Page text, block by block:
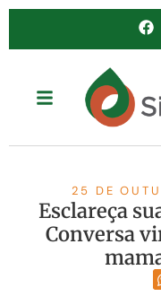
25 DE
Esclareça
Conversa